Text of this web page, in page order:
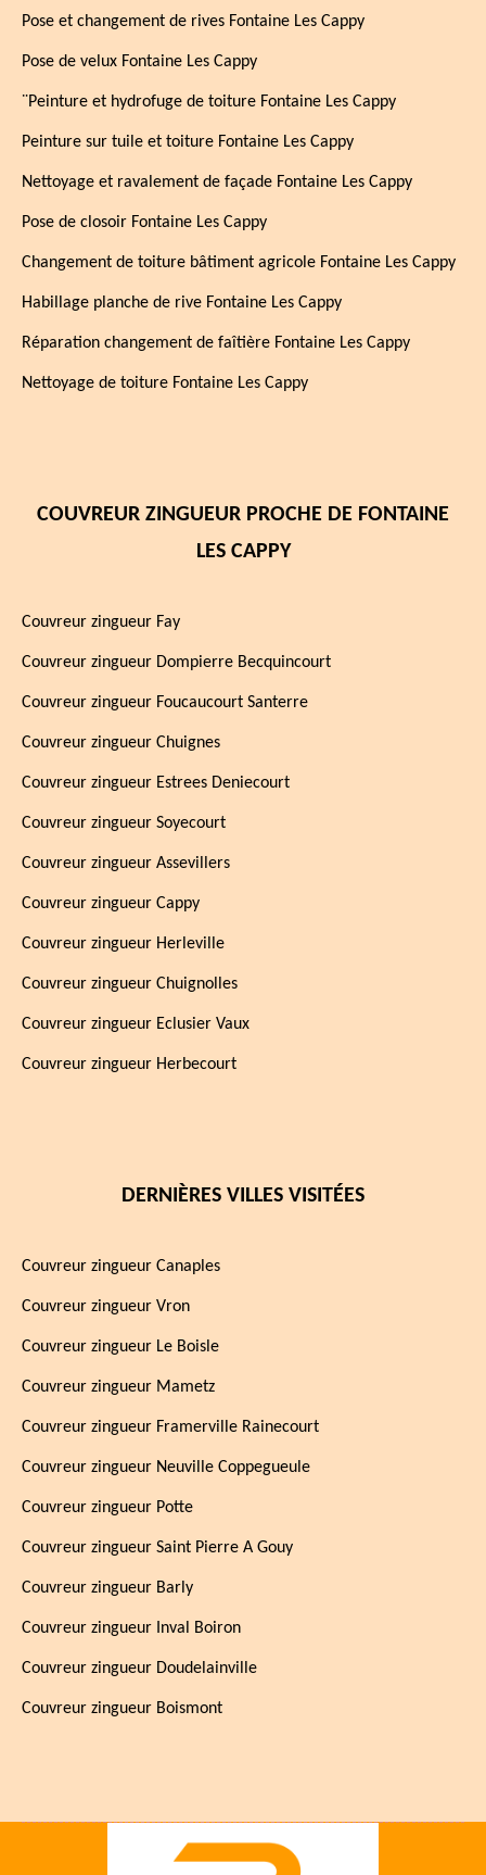
Pose et changement de rives Fontaine Les Cappy
Pose de velux Fontaine Les Cappy
¨Peinture et hydrofuge de toiture Fontaine Les Cappy
Peinture sur tuile et toiture Fontaine Les Cappy
Nettoyage et ravalement de façade Fontaine Les Cappy
Pose de closoir Fontaine Les Cappy
Changement de toiture bâtiment agricole Fontaine Les Cappy
Habillage planche de rive Fontaine Les Cappy
Réparation changement de faîtière Fontaine Les Cappy
Nettoyage de toiture Fontaine Les Cappy
COUVREUR ZINGUEUR PROCHE DE FONTAINE
LES CAPPY
Couvreur zingueur Fay
Couvreur zingueur Dompierre Becquincourt
Couvreur zingueur Foucaucourt Santerre
Couvreur zingueur Chuignes
Couvreur zingueur Estrees Deniecourt
Couvreur zingueur Soyecourt
Couvreur zingueur Assevillers
Couvreur zingueur Cappy
Couvreur zingueur Herleville
Couvreur zingueur Chuignolles
Couvreur zingueur Eclusier Vaux
Couvreur zingueur Herbecourt
DERNIÈRES VILLES VISITÉES
Couvreur zingueur Canaples
Couvreur zingueur Vron
Couvreur zingueur Le Boisle
Couvreur zingueur Mametz
Couvreur zingueur Framerville Rainecourt
Couvreur zingueur Neuville Coppegueule
Couvreur zingueur Potte
Couvreur zingueur Saint Pierre A Gouy
Couvreur zingueur Barly
Couvreur zingueur Inval Boiron
Couvreur zingueur Doudelainville
Couvreur zingueur Boismont